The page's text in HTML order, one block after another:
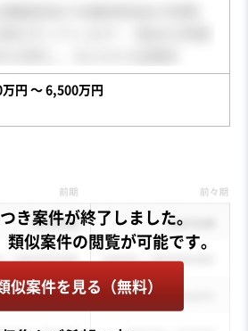
円 〜 6,500万円
き案件が終了しました。
似案件を見る（無料）